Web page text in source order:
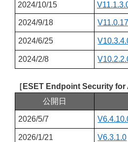
2024/10/15
2024/9/18
2024/6/25
2024/2/8
［ESET Endpoint Security for
公開日
2026/5/7
2026/1/21 V6.3.1.0